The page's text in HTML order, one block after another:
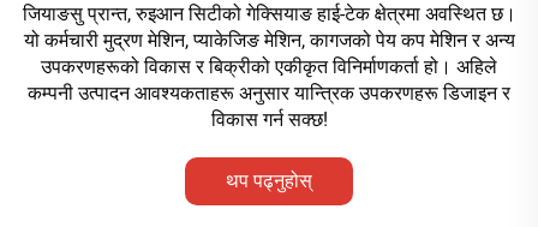
जियाङसु प्रान्त, रुइआन सिटीको गेक्सियाङ हाई-टेक क्षेत्रमा अवस्थित छ।
यो कर्मचारी मुद्रण मेशिन, प्याकेजिङ मेशिन, कागजको पेय कप मेशिन र अन्य
उपकरणहरूको विकास र बिक्रीको एकीकृत विनिर्माणकर्ता हो। अहिले
कम्पनी उत्पादन आवश्यकताहरू अनुसार यान्त्रिक उपकरणहरू डिजाइन र
विकास गर्न सक्छ!
थप पढ्नुहोस्